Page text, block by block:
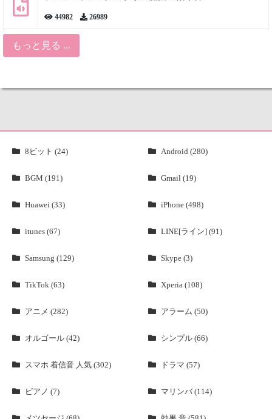
44982 26989
もっと見る ...
8ビット (24) Android (280)
BGM (191) Gmail (19)
Huawei (33) iPhone (498)
itunes (67) LINE[ライン] (91)
Samsung (129) Skype (3)
TikTok (63) Xperia (108)
アニメ (282) アラーム (50)
オルゴール (42) シンプル (66)
スマホ 着信音 人気 (302) ドラマ (57)
ピアノ (7) マリンバ (114)